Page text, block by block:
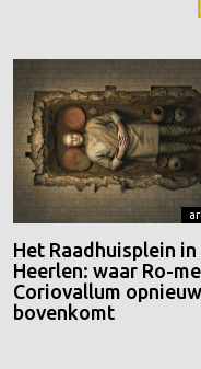
Het Raadhuisplein in
Heerlen: waar Ro-
Coriovallum opnieuw
bovenkomt